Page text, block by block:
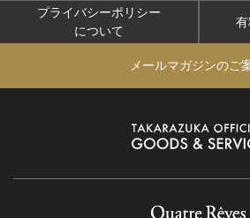
プライバシーポリシー
について
メールマガジンのご